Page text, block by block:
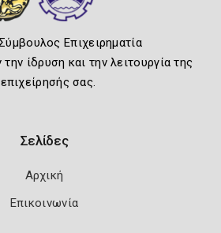
Επιχειρηματία
ίδρυση και την λειτουργία της
επιχείρησής σας.
Σελίδες
Αρχική
Επικοινωνία